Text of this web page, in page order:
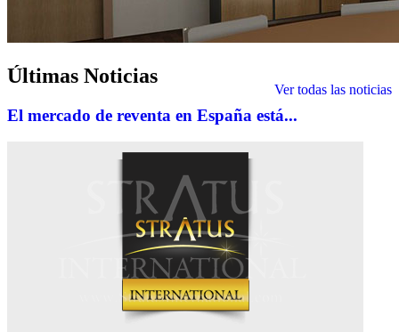
Ver todas las noticias
Últimas Noticias
El mercado de reventa en España está...